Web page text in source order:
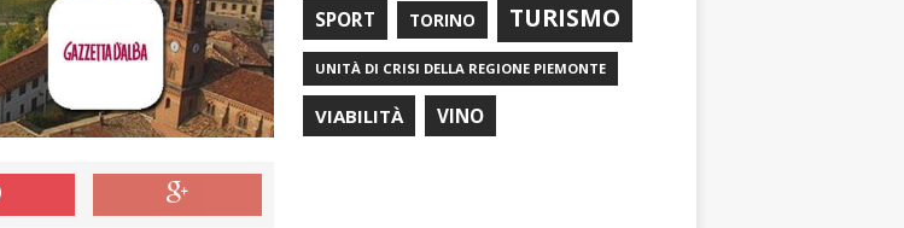
SPORT TORINO TURISMO
UNITÀ DI CRISI DELLA REGIONE PIEMONTE
VIABILITÀ VINO